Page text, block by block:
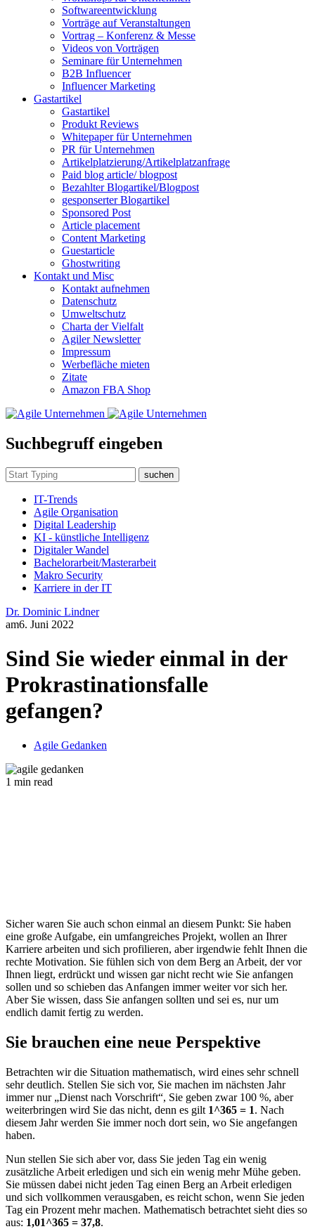
Softwareentwicklung
Vorträge auf Veranstaltungen
Vortrag – Konferenz & Messe
Videos von Vorträgen
Seminare für Unternehmen
B2B Influencer
Influencer Marketing
Gastartikel
Gastartikel
Produkt Reviews
Whitepaper für Unternehmen
PR für Unternehmen
Artikelplatzierung/Artikelplatzanfrage
Paid blog article/ blogpost
Bezahlter Blogartikel/Blogpost
gesponserter Blogartikel
Sponsored Post
Article placement
Content Marketing
Guestarticle
Ghostwriting
Kontakt und Misc
Kontakt aufnehmen
Datenschutz
Umweltschutz
Charta der Vielfalt
Agiler Newsletter
Impressum
Werbefläche mieten
Zitate
Amazon FBA Shop
Suchbegruff eingeben
suchen
IT-Trends
Agile Organisation
Digital Leadership
KI - künstliche Intelligenz
Digitaler Wandel
Bachelorarbeit/Masterarbeit
Makro Security
Karriere in der IT
Dr. Dominic Lindner
am6. Juni 2022
Sind Sie wieder einmal in der
Prokrastinationsfalle
gefangen?
Agile Gedanken
1 min read
Sicher waren Sie auch schon einmal an diesem Punkt: Sie haben
eine große Aufgabe, ein umfangreiches Projekt, wollen an Ihrer
Karriere arbeiten und sich profilieren, aber irgendwie fehlt Ihnen die
rechte Motivation. Sie fühlen sich von dem Berg an Arbeit, der vor
Ihnen liegt, erdrückt und wissen gar nicht recht wie Sie anfangen
sollen und so schieben das Anfangen immer weiter vor sich her.
Aber Sie wissen, dass Sie anfangen sollten und sei es, nur um
endlich damit fertig zu werden.
Sie brauchen eine neue Perspektive
Betrachten wir die Situation mathematisch, wird eines sehr schnell
sehr deutlich. Stellen Sie sich vor, Sie machen im nächsten Jahr
immer nur „Dienst nach Vorschrift“, Sie geben zwar 100 %, aber
weiterbringen wird Sie das nicht, denn es gilt 1^365 = 1. Nach
diesem Jahr werden Sie immer noch dort sein, wo Sie angefangen
haben.
Nun stellen Sie sich aber vor, dass Sie jeden Tag ein wenig
zusätzliche Arbeit erledigen und sich ein wenig mehr Mühe geben.
Sie müssen dabei nicht jeden Tag einen Berg an Arbeit erledigen
und sich vollkommen verausgaben, es reicht schon, wenn Sie jeden
Tag ein Prozent mehr machen. Mathematisch betrachtet sieht dies so
aus: 1,01^365 = 37,8.